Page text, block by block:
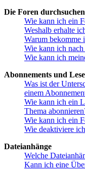
Die Foren durchsuchen
Wie kann ich ein
Weshalb erhalte
Warum bekomme
Wie kann ich
Wie kann ich
Abonnements und
Was ist der
einem
Wie kann ich ein
Thema
Wie kann ich ein
Wie deaktiviere
Dateianhänge
Welche
Kann ich eine